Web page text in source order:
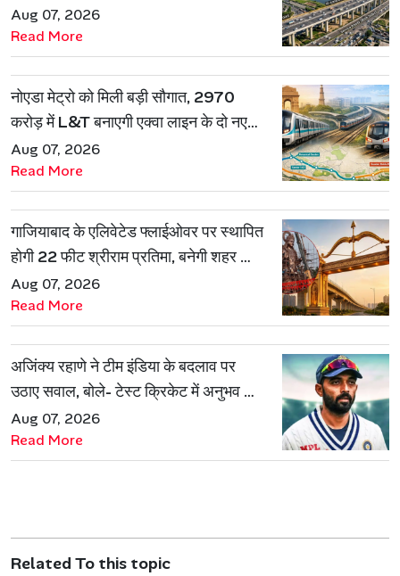
Aug 07, 2026
Read More
नोएडा मेट्रो को मिली बड़ी सौगात, 2970
करोड़ में L&T बनाएगी एक्वा लाइन के दो नए
रूट
Aug 07, 2026
Read More
गाजियाबाद के एलिवेटेड फ्लाईओवर पर स्थापित
होगी 22 फीट श्रीराम प्रतिमा, बनेगी शहर की
नई पहचान
Aug 07, 2026
Read More
अजिंक्य रहाणे ने टीम इंडिया के बदलाव पर
उठाए सवाल, बोले- टेस्ट क्रिकेट में अनुभव की
जरूरत हमेशा रहेगी
Aug 07, 2026
Read More
Related To this topic